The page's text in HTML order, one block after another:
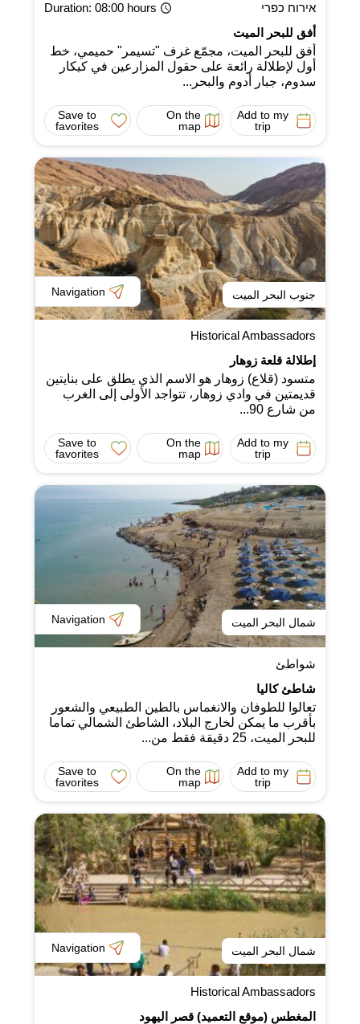
אירוח כפרי Duration: 08:00 hours
أفق للبحر الميت
أفق للبحر الميت، مجمّع غرف "تسيمر" حميمي، خط
أول لإطلالة رائعة على حقول المزارعين في كيكار
سدوم، جبار أدوم والبحر...
Add to my
trip
On the
map
Save to
favorites
جنوب البحر الميت Navigation
Historical Ambassadors
إطلالة قلعة زوهار
متسود (قلاع) زوهار هو الاسم الذي يطلق على بنايتين
قديمتين في وادي زوهار، تتواجد الأولى إلى الغرب
من شارع 90...
Add to my
trip
On the
map
Save to
favorites
شمال البحر الميت Navigation
شواطئ
شاطئ كاليا
تعالوا للطوفان والانغماس بالطين الطبيعي والشعور
بأقرب ما يمكن لخارج البلاد، الشاطئ الشمالي تماما
للبحر الميت، 25 دقيقة فقط من...
Add to my
trip
On the
map
Save to
favorites
شمال البحر الميت Navigation
Historical Ambassadors
المغطس (موقع التعميد) قصر اليهود